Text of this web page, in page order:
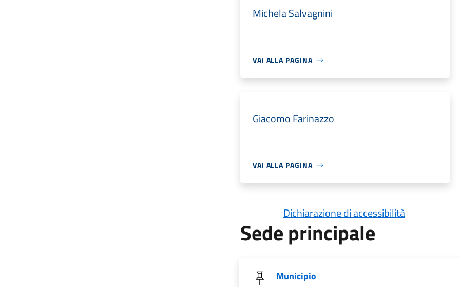
Michela Salvagnini
VAI ALLA PAGINA
Giacomo Farinazzo
VAI ALLA PAGINA
Dichiarazione di accessibilità
Sede principale
Municipio